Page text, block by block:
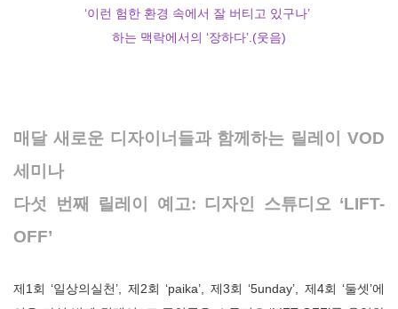
‘이런 험한 환경 속에서 잘 버티고 있구나’
하는 맥락에서의 ‘장하다’.(웃음)
매달 새로운 디자이너들과 함께하는 릴레이 VOD
세미나
다섯 번째 릴레이 예고: 디자인 스튜디오 ‘LIFT-
OFF’
제1회 ‘일상의실천’, 제2회 ‘paika’, 제3회 ‘5unday’, 제4회 ‘둘셋’에